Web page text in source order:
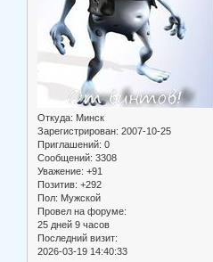
Откуда: Минск
Зарегистрирован: 2007-10-25
Приглашений: 0
Сообщений: 3308
Уважение: +91
Позитив: +292
Пол: Мужской
Провел на форуме:
25 дней 9 часов
Последний визит:
2026-03-19 14:40:33